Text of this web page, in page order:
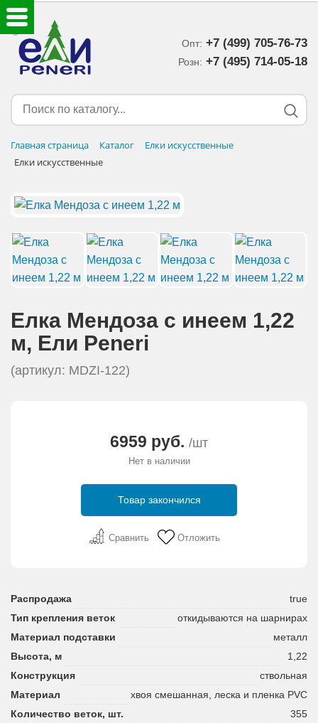
Опт: +7 (499) 705-76-73
Розн: +7 (495) 714-05-18‬
Главная страница Каталог
Елки искусственные
Елки искусственные
Елка Мендоза с инеем 1,22
м, Eли Peneri
(артикул: MDZI-122)
6959 руб. /шт
Нет в наличии
Товар закончился
Сравнить Отложить
Распродажа
true
Тип крепления веток
откидываются на шарнирах
Материал подставки
металл
Высота, м
1,22
Конструкция
ствольная
Материал
хвоя смешанная, леска и пленка PVC
Количество веток, шт.
355
ЕЛКИ ИСКУССТВЕННЫЕ
ЕЛОЧНЫЕ УКРАШЕНИЯ
НОВОГОДНИЙ ДЕКОР
ДОСТАВКА В РЕГИОНЫ
ДОСТАВКА
АКЦИИ И ПОДАРКИ
РЕКВИЗИТЫ